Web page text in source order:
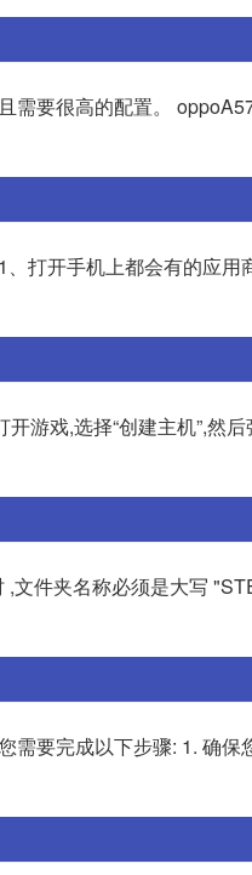
需要很高的配置。
打开手机上都会有的应
游戏,选择“创建主机”,然
文件夹名称必须是大写
需要完成以下步骤: 1. 确